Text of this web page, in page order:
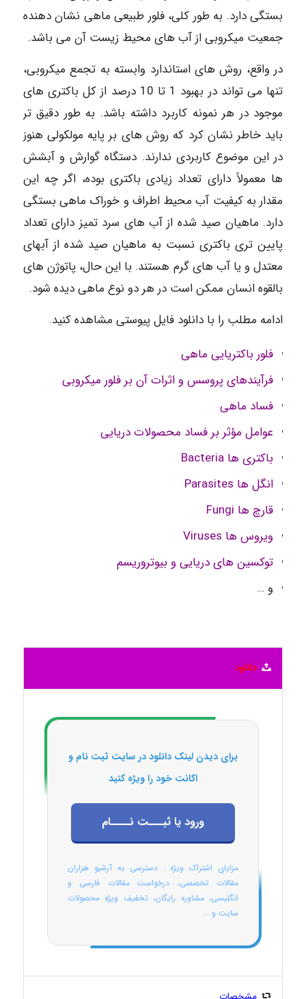
بستگی دارد. به طور کلی، فلور طبیعی ماهی نشان دهنده
جمعیت میکروبی از آب های محیط زیست آن می باشد.
در واقع، روش های استاندارد وابسته به تجمع میکروبی،
تنها می تواند در بهبود 1 تا 10 درصد از کل باکتری های
موجود در هر نمونه کاربرد داشته باشد. به طور دقیق تر
باید خاطر نشان کرد که روش های بر پایه مولکولی هنوز
در این موضوع کاربردی ندارند. دستگاه گوارش و آبشش
ها معمولاً دارای تعداد زیادی باکتری بوده، اگر چه این
مقدار به کیفیت آب محیط اطراف و خوراک ماهی بستگی
دارد. ماهیان صید شده از آب های سرد تمیز دارای تعداد
پایین تری باکتری نسبت به ماهیان صید شده از آبهای
معتدل و یا آب های گرم هستند. با این حال، پاتوژن های
بالقوه انسان ممکن است در هر دو نوع ماهی دیده شود.
ادامه مطلب را با دانلود فایل پیوستی مشاهده کنید.
فلور باکتریایی ماهی
فرآیندهای پروسس و اثرات آن بر فلور میکروبی
فساد ماهی
عوامل مؤثر بر فساد محصولات دریایی
باکتری ها Bacteria
انگل ها Parasites
قارچ ها Fungi
ویروس ها Viruses
توکسین های دریایی و بیوتروریسم
و …
دانلود
برای دیدن لینک دانلود در سایت ثبت نام و
اکانت خود را ویژه کنید
ورود یا ثبـــت نــــام
مزایای اشتراک ویژه : دسترسی به آرشیو هزاران
مقالات تخصصی، درخواست مقالات فارسی و
انگلیسی، مشاوره رایگان، تخفیف ویژه محصولات
سایت و ...